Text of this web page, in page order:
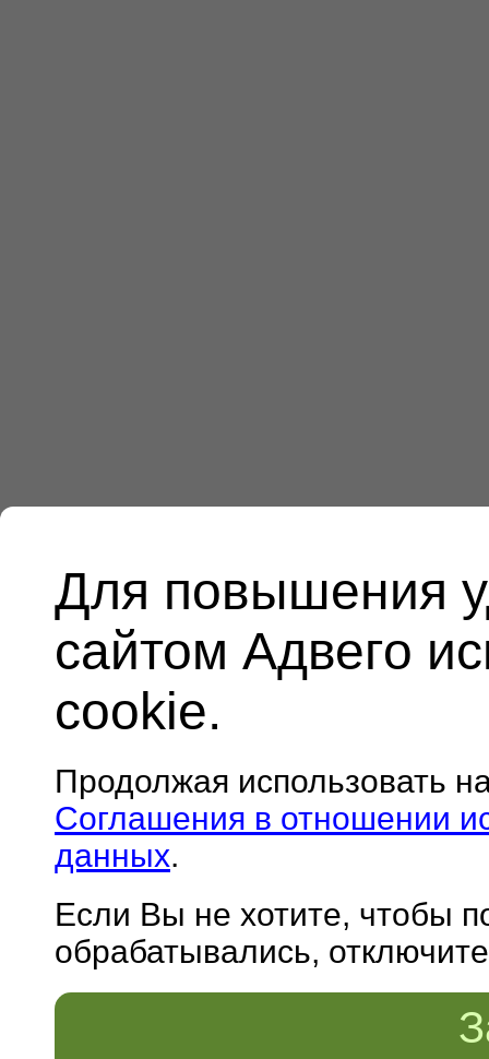
Для повышения
сайтом Адвего
cookie.
Продолжая использовать
Соглашения в отношении
данных.
Если Вы не хотите, чтобы
обрабатывались,